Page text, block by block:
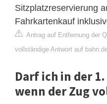
Sitzplatzreservierung
Fahrkartenkauf
Antrag auf Entfernung der
vollständige Antwort auf
Darf ich in der
wenn der Zug